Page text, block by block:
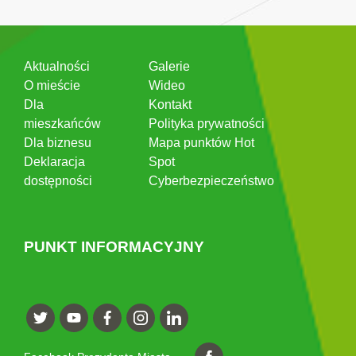
Aktualności
O mieście
Dla
mieszkańców
Dla biznesu
Deklaracja
dostępności
Galerie
Wideo
Kontakt
Polityka prywatności
Mapa punktów Hot
Spot
Cyberbezpieczeństwo
PUNKT INFORMACYJNY